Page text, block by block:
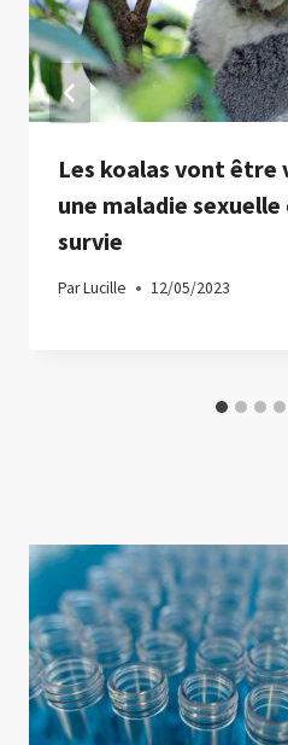
Les koalas vont être
une maladie
survie
ParLucille 12/05/2023